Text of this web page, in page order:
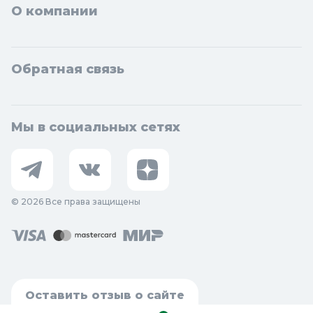
О компании
Обратная связь
Мы в социальных сетях
© 2026 Все права защищены
Оставить отзыв о сайте